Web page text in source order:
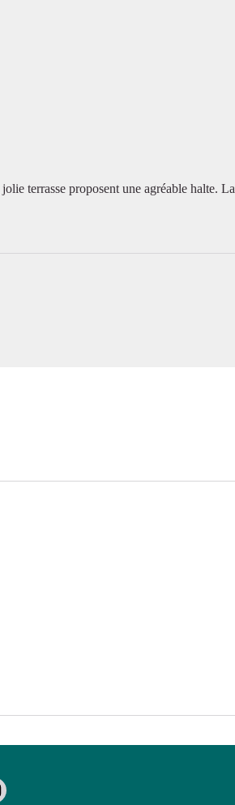
terrasse proposent une agréable halte. La